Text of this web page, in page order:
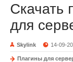
Скачать
для
Skylink 14-09-
Плагины для